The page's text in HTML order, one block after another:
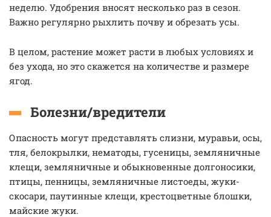
неделю. Удобрения вносят несколько раз в сезон.
Важно регулярно рыхлить почву и обрезать усы.
В целом, растение может расти в любых условиях и
без ухода, но это скажется на количестве и размере
ягод.
Болезни/вредители
Опасность могут представлять слизни, муравьи, осы,
тля, белокрылки, нематоды, гусеницы, земляничные
клещи, земляничные и обыкновенные долгоносики,
птицы, пенницы, земляничные листоеды, жуки-
скосари, паутинные клещи, крестоцветные блошки,
майские жуки.